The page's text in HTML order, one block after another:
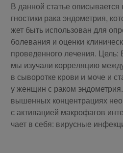
В дан­ной ста­тье
гно­сти­ки ра­ка эн­до­мет­рия,
жет быть ис­поль­зо­ван для
боле­ва­ния и оцен­ки
про­ве­ден­но­го ле­чения. Цель:
мы изу­ча­ли кор­ре­ля­цию
в сы­во­рот­ке кро­ви и мо­че и
у жен­щин с ра­ком
вы­шен­ных кон­цен­тра­ци­ях
с ак­ти­ва­ци­ей мак­ро­фа­гов
ча­ет в се­бя: ви­рус­ные